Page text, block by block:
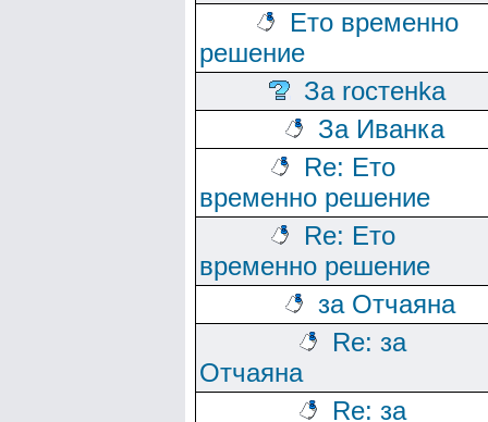
Ето временно
решение
За rocтeнka
За Иванка
Re: Ето
временно решение
Re: Ето
временно решение
за Отчаяна
Re: за
Отчаяна
Re: за